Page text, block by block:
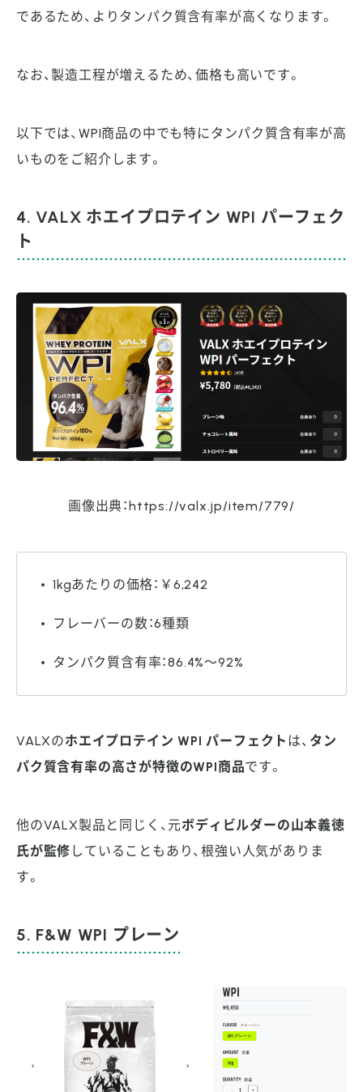
であるため、よりタンパク質含有率が高くなります。
なお、製造工程が増えるため、価格も高いです。
以下では、WPI商品の中でも特にタンパク質含有率が高
いものをご紹介します。
4. VALX ホエイプロテイン WPI パーフェク
ト
画像出典：https://valx.jp/item/779/
1kgあたりの価格：￥6,242
フレーバーの数：6種類
タンパク質含有率：86.4%～92%
VALXのホエイプロテイン WPI パーフェクト は、 タン
パク質含有率の高さが特徴のWPI商品です。
他のVALX製品と同じく、元ボディビルダーの山本義徳
氏が監修 していることもあり、根強い人気がありま
す。
5. F&W WPI プレーン